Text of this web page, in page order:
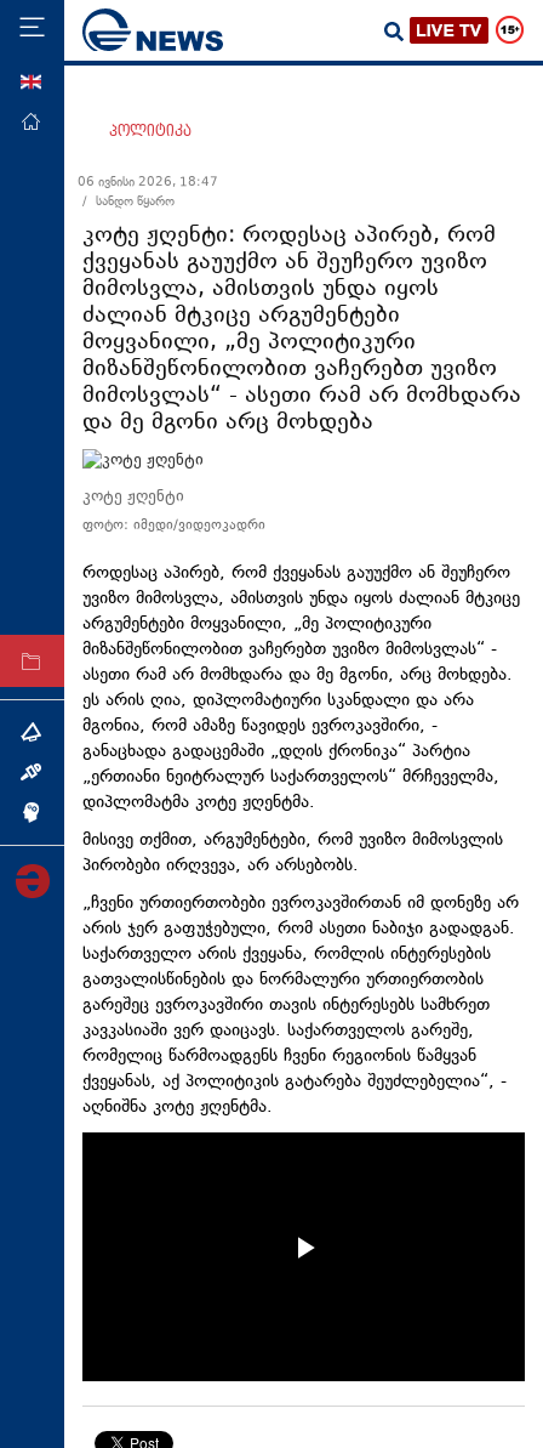
მთავარი
ეკონომიკა
მსოფლიო
ჯანდაცვა
საზოგადოება
სამართალი
თავდაცვა
სპორტი
ტექნოლოგიები
ტაბლოიდი
თემა
ინტერვიუ
ინქვიზიცია
პოლიტიკა
06 ივნისი 2026, 18:47
/ სანდო წყარო
კოტე ჟღენტი: როდესაც აპირებ, რომ
ქვეყანას გაუუქმო ან შეუჩერო უვიზო
მიმოსვლა, ამისთვის უნდა იყოს
ძალიან მტკიცე არგუმენტები
მოყვანილი, „მე პოლიტიკური
მიზანშეწონილობით ვაჩერებთ უვიზო
მიმოსვლას“ - ასეთი რამ არ მომხდარა
და მე მგონი არც მოხდება
კოტე ჟღენტი
ფოტო: იმედი/ვიდეოკადრი
როდესაც აპირებ, რომ ქვეყანას გაუუქმო ან შეუჩერო
უვიზო მიმოსვლა, ამისთვის უნდა იყოს ძალიან მტკიცე
არგუმენტები მოყვანილი, „მე პოლიტიკური
მიზანშეწონილობით ვაჩერებთ უვიზო მიმოსვლას“ -
ასეთი რამ არ მომხდარა და მე მგონი, არც მოხდება.
ეს არის ღია, დიპლომატიური სკანდალი და არა
მგონია, რომ ამაზე წავიდეს ევროკავშირი, -
განაცხადა გადაცემაში „დღის ქრონიკა“ პარტია
„ერთიანი ნეიტრალურ საქართველოს“ მრჩეველმა,
დიპლომატმა კოტე ჟღენტმა.
მისივე თქმით, არგუმენტები, რომ უვიზო მიმოსვლის
პირობები ირღვევა, არ არსებობს.
„ჩვენი ურთიერთობები ევროკავშირთან იმ დონეზე არ
არის ჯერ გაფუჭებული, რომ ასეთი ნაბიჯი გადადგან.
საქართველო არის ქვეყანა, რომლის ინტერესების
გათვალისწინების და ნორმალური ურთიერთობის
გარეშეც ევროკავშირი თავის ინტერესებს სამხრეთ
კავკასიაში ვერ დაიცავს. საქართველოს გარეშე,
რომელიც წარმოადგენს ჩვენი რეგიონის წამყვან
ქვეყანას, აქ პოლიტიკის გატარება შეუძლებელია“, -
აღნიშნა კოტე ჟღენტმა.